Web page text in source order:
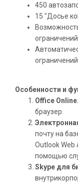
450
15 "Досье
ограничений
Особенности и
Office Online.
браузер.
почту на
Outlook
помощью
Skype для